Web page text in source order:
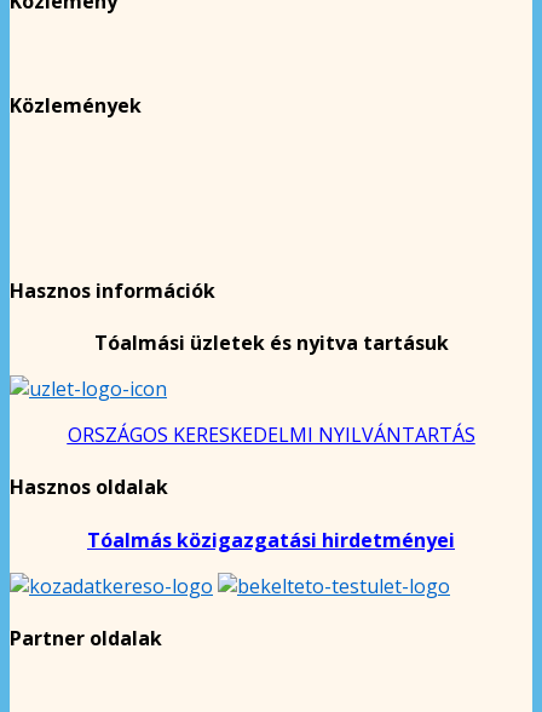
Közlemények
Hasznos információk
Tóalmási üzletek és nyitva tartásuk
ORSZÁGOS KERESKEDELMI NYILVÁNTARTÁS
Hasznos oldalak
Tóalmás közigazgatási hirdetményei
Partner oldalak